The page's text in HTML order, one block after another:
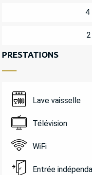
4
PRESTATIONS
Lave vaisselle
Télévision
WiFi
Entrée